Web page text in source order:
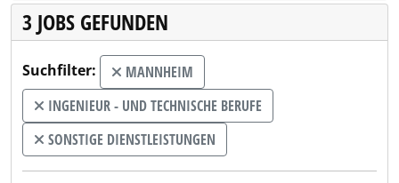
3 JOBS GEFUNDEN
Suchfilter:
MANNHEIM
INGENIEUR - UND TECHNISCHE BERUFE
SONSTIGE DIENSTLEISTUNGEN